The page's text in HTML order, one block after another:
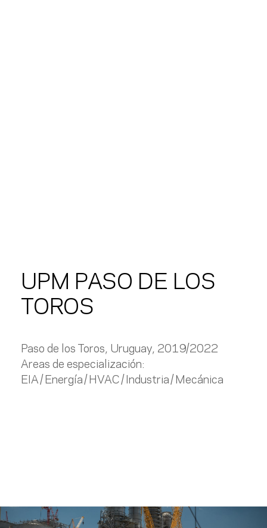
UPM PASO DE LOS
TOROS
Paso de los Toros, Uruguay, 2019/2022
Areas de especialización:
EIA
Energía HVAC Industria Mecánica